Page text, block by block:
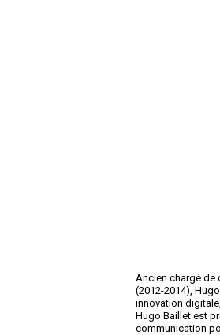
Ancien chargé de
(2012-2014),
innovation
Hugo Baillet est
communication